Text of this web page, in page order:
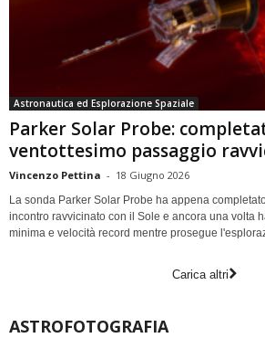
Astronautica ed Esplorazione Spaziale
Parker Solar Probe:
ventottesimo passaggio
Vincenzo Pettina - 18 Giugno 2026
La sonda Parker Solar Probe ha appena
incontro ravvicinato con il Sole e ancora una volta
minima e velocità record mentre prosegue
Carica altri
ASTROFOTOGRAFIA